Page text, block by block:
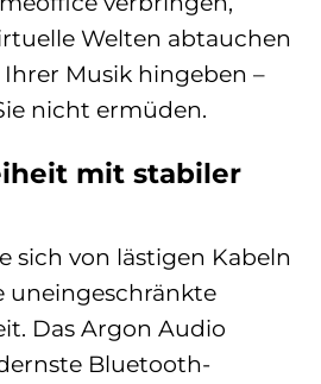
Welten abtauchen
Musik hingeben –
nicht ermüden.
mit stabiler
sich von lästigen Kabeln
uneingeschränkte
Das Argon Audio
Bluetooth-